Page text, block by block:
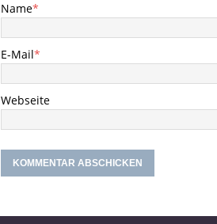
Name*
E-Mail*
Webseite